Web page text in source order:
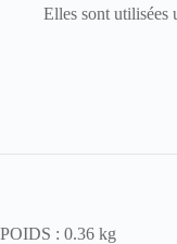
Elles sont utilisées
POIDS : 0.36 kg